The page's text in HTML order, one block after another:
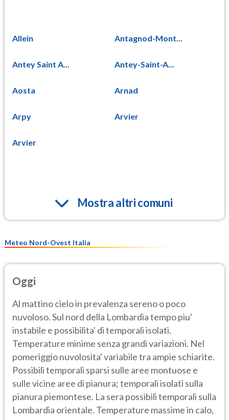
Allein Antagnod-Mont...
Antey Saint A... Antey-Saint-A...
Aosta Arnad
Arpy Arvier
Arvier
Mostra altri comuni
Meteo Nord-Ovest Italia
Oggi
Al mattino cielo in prevalenza sereno o poco
nuvoloso. Sul nord della Lombardia tempo piu'
instabile e possibilita' di temporali isolati.
Temperature minime senza grandi variazioni. Nel
pomeriggio nuvolosita' variabile tra ampie schiarite.
Possibili temporali sparsi sulle aree montuose e
sulle vicine aree di pianura; temporali isolati sulla
pianura piemontese. La sera possibili temporali sulla
Lombardia orientale. Temperature massime in calo,